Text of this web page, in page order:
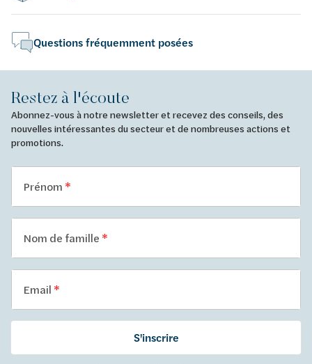
Questions fréquemment posées
Restez à l'écoute
Abonnez-vous à notre newsletter et recevez des conseils, des
nouvelles intéressantes du secteur et de nombreuses actions et
promotions.
Prénom
Nom de famille
Email
S'inscrire